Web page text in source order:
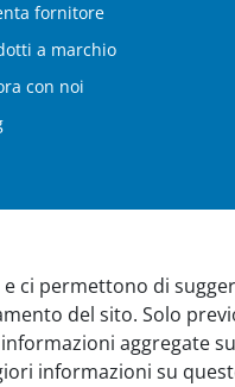
ci permettono di
del sito. Solo
aggregate
informazioni su
fornitore
a marchio
con noi
Hai
Il nostro servizio